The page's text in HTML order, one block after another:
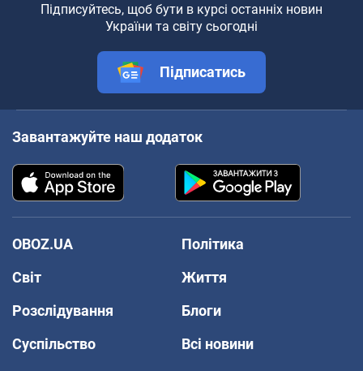
Підписуйтесь, щоб бути в курсі останніх новин
України та світу сьогодні
Підписатись
Завантажуйте наш додаток
OBOZ.UA
Політика
Світ
Життя
Розслідування
Блоги
Суспільство
Всі новини